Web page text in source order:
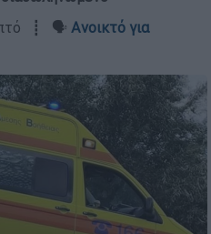
┋ 🗣️ Ανοικτό για